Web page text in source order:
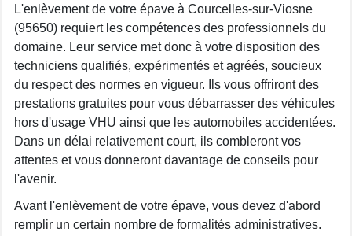
L'enlèvement de votre épave à Courcelles-sur-Viosne
(95650) requiert les compétences des professionnels du
domaine. Leur service met donc à votre disposition des
techniciens qualifiés, expérimentés et agréés, soucieux
du respect des normes en vigueur. Ils vous offriront des
prestations gratuites pour vous débarrasser des véhicules
hors d'usage VHU ainsi que les automobiles accidentées.
Dans un délai relativement court, ils combleront vos
attentes et vous donneront davantage de conseils pour
l'avenir.
Avant l'enlèvement de votre épave, vous devez d'abord
remplir un certain nombre de formalités administratives.